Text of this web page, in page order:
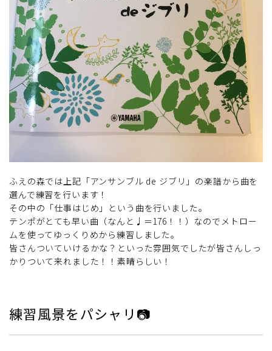
ふえの森では上記「アンサンブル de ジブリ」の楽譜から曲を
選んで練習を行います！
その中の「仕事はじめ」という曲を行いました。
テンポがとても早い曲（なんと♩＝176！！）なのでメトロー
ムを使ってゆっくりめから練習しました。
皆さんついていけるかな？といった雰囲気でしたが皆さんしっ
かりついて来れました！！素晴らしい！
練習風景をパシャリ📷